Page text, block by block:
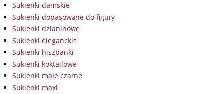
Sukienki damskie
Sukienki dopasowane do figury
Sukienki dzianinowe
Sukienki eleganckie
Sukienki hiszpanki
Sukienki koktajlowe
Sukienki małe czarne
Sukienki maxi